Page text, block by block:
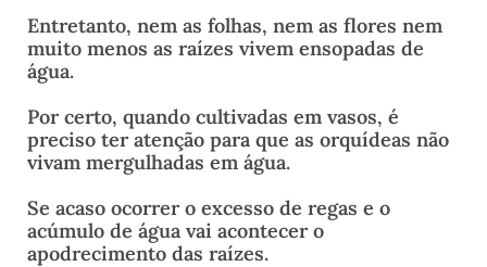
Entretanto, nem as folhas, nem as flores nem
muito menos as raízes vivem ensopadas de
água.
Por certo, quando cultivadas em vasos, é
preciso ter atenção para que as orquídeas não
vivam mergulhadas em água.
Se acaso ocorrer o excesso de regas e o
acúmulo de água vai acontecer o
apodrecimento das raízes.